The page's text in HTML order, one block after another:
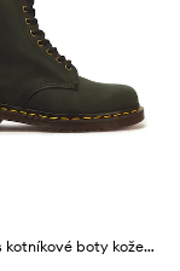
Dr. Martens kotníkové boty kožené 1460